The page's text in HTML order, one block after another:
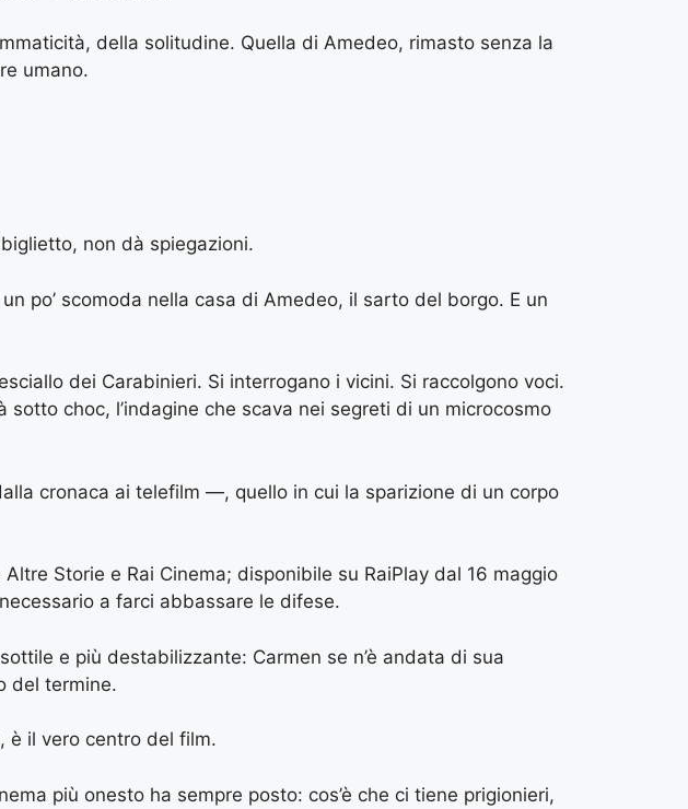
della solitudine. Quella di Amedeo, rimasto senza la
umano.
non dà spiegazioni.
po’ scomoda nella casa di Amedeo, il sarto del borgo. E un
dei Carabinieri. Si interrogano i vicini. Si raccolgono voci.
choc, l’indagine che scava nei segreti di un microcosmo
cronaca ai telefilm —, quello in cui la sparizione di un corpo
Storie e Rai Cinema; disponibile su RaiPlay dal 16 maggio
a farci abbassare le difese.
e più destabilizzante: Carmen se n’è andata di sua
del termine.
è il vero centro del film.
più onesto ha sempre posto: cos’è che ci tiene prigionieri,